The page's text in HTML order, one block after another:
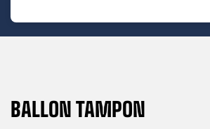
BALLON TAMPON